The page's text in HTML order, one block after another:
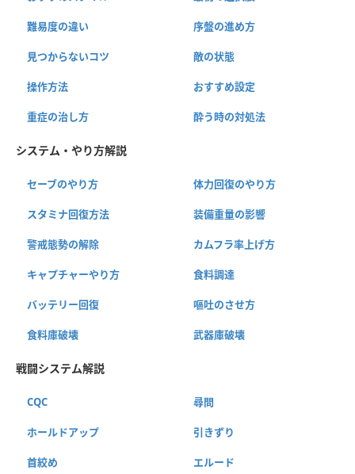
難易度の違い 序盤の進め方
見つからないコツ 敵の状態
操作方法 おすすめ設定
重症の治し方 酔う時の対処法
システム・やり方解説
セーブのやり方 体力回復のやり方
スタミナ回復方法 装備重量の影響
警戒態勢の解除 カムフラ率上げ方
キャプチャーやり方 食料調達
バッテリー回復 嘔吐のさせ方
食料庫破壊 武器庫破壊
戦闘システム解説
CQC 尋問
ホールドアップ 引きずり
首絞め エルード